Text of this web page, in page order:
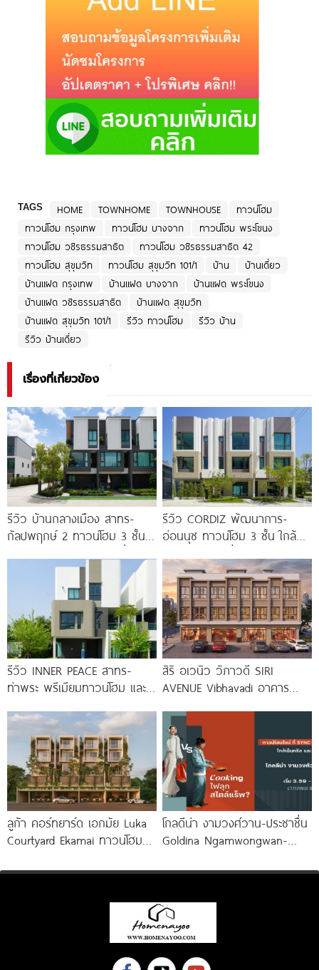
TAGS HOME TOWNHOME TOWNHOUSE
ทาวน์โฮม
ทาวน์โฮม กรุงเทพ
ทาวน์โฮม บางจาก
ทาวน์โฮม พระโขนง
ทาวน์โฮม วชิรธรรมสาธิต
ทาวน์โฮม วชิรธรรมสาธิต 42
ทาวน์โฮม สุขุมวิท
ทาวน์โฮม สุขุมวิท 101/1 บ้าน
บ้านเดี่ยว
บ้านแฝด กรุงเทพ
บ้านแฝด บางจาก
บ้านแฝด พระโขนง
บ้านแฝด วชิรธรรมสาธิต
บ้านแฝด สุขุมวิท
บ้านแฝด สุขุมวิท 101/1
รีวิว ทาวน์โฮม
รีวิว บ้าน
รีวิว บ้านเดี่ยว
เรื่องที่เกี่ยวข้อง
รีวิว บ้านกลางเมือง สาทร-
กัลปพฤกษ์ 2 ทาวน์โฮม 3 ชั้น
สาทร เพียง
รีวิว CORDIZ พัฒนาการ-
อ่อนนุช ทาวน์โฮม 3 ชั้น ใกล้
ทองหล่อ
รีวิว INNER PEACE สาทร-
ท่าพระ พรีเมียมทาวน์โฮม และ
สิริ อเวนิว วิภาวดี SIRI
AVENUE Vibhavadi อาคาร
ลูก้า คอร์ทยาร์ด เอกมัย Luka
Courtyard Ekamai ทาวน์โฮมหรู
โกลดีน่า งามวงศ์วาน-ประชาชื่น
Goldina Ngamwongwan-
ใกล้ Central และ The Mall